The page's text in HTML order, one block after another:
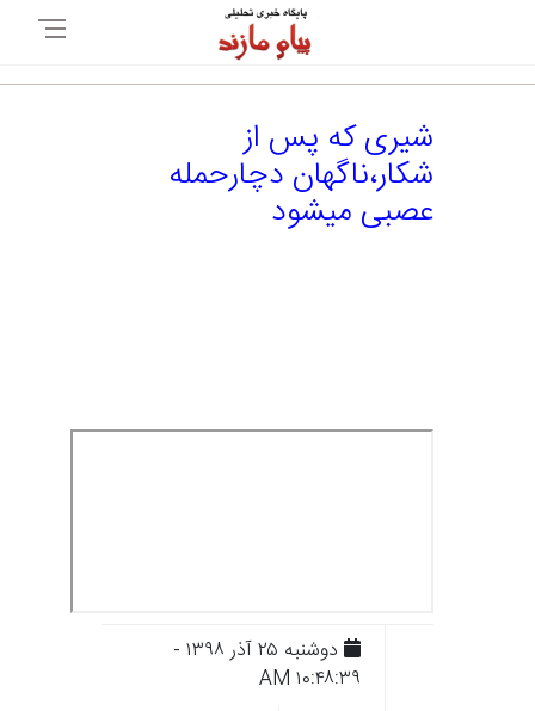
شیری که پس از
شکار،ناگهان دچارحمله
عصبی میشود
دوشنبه ۲۵ آذر ۱۳۹۸ -
۱۰:۴۸:۳۹ AM